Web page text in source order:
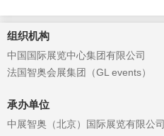
组织机构
中国国际展览中心集团有限公司
法国智奥会展集团（GL events）
承办单位
中展智奥（北京）国际展览有限公司